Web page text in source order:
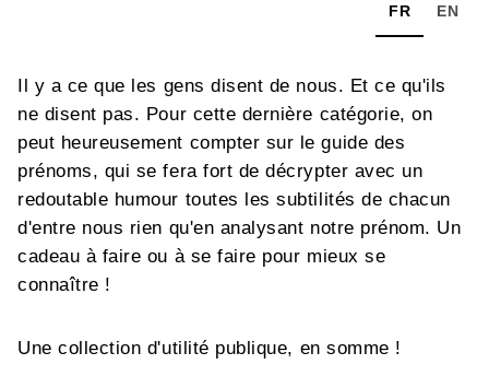
FR EN
Il y a ce que les gens disent de nous. Et ce qu'ils
ne disent pas. Pour cette dernière catégorie, on
peut heureusement compter sur le guide des
prénoms, qui se fera fort de décrypter avec un
redoutable humour toutes les subtilités de chacun
d'entre nous rien qu'en analysant notre prénom. Un
cadeau à faire ou à se faire pour mieux se
connaître !
Une collection d'utilité publique, en somme !